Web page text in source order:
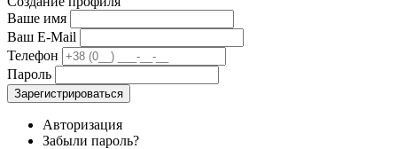
Ваше имя
Ваш E-Mail
Телефон
Пароль
Зарегистрироваться
Авторизация
Забыли пароль?